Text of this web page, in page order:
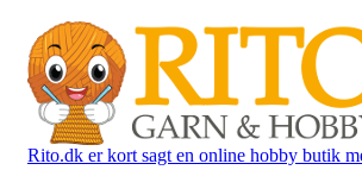
Rito.dk er kort sagt en online hobby butik